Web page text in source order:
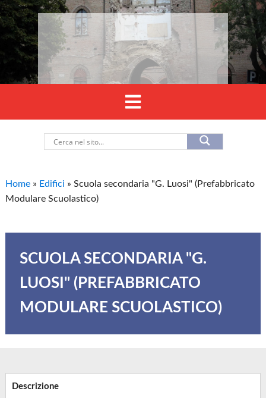
Home » Edifici »Scuola secondaria "G. Luosi" (Prefabbricato
Modulare Scuolastico)
SCUOLA SECONDARIA "G.
LUOSI" (PREFABBRICATO
MODULARE SCUOLASTICO)
Descrizione